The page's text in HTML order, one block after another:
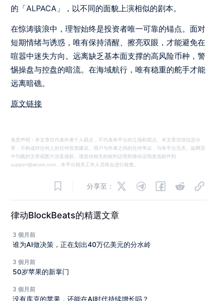
的「ALPACA」，以不同的面貌上演相似的剧本。
在惊涛骇浪中，理智始终是投资者唯一可靠的锚点。面对
短期情绪与诱惑，唯有保持清醒、擦亮双眼，才能避免在
喧嚣中迷失方向。远离缺乏基本面支撑的高风险币种，警
惕操盘与控盘的暗流。在海域航行，唯有稳重的舵手才能
远离暗礁。
原文链接
免责声明：本文章仅代表作者个人观点，不代表本平台的立场和观点。本文章仅供信息分
享，不构成对任何人的任何投资建议。用户与作者之间的任何争议，与本平台无关。如网页
中刊载的文章或图片涉及侵权，请提供相关的权利证明和身份证明发送邮件到
support@aicoin.com，本平台相关工作人员将会进行核查。
分享至：
律动BlockBeats的精選文章
3 個月前
谁为AI做决策，正在划出40万亿美元的分水岭
3 個月前
50岁苹果的新掌门
3 個月前
没有库克的苹果，还能在AI时代持续增长吗？